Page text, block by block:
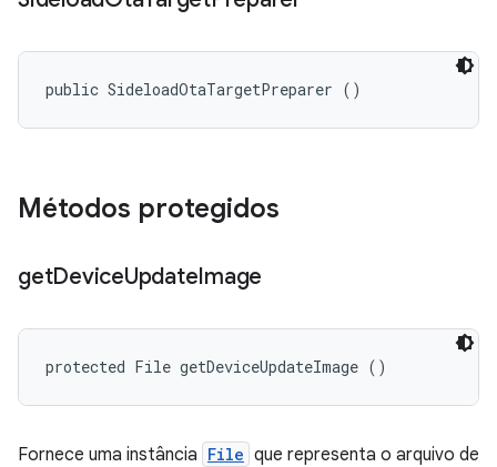
public SideloadOtaTargetPreparer ()
Métodos protegidos
getDeviceUpdateImage
protected File getDeviceUpdateImage ()
Fornece uma instância File que representa o arquivo de